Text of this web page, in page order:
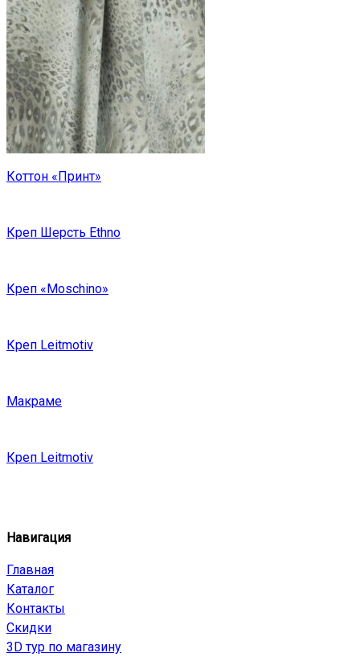
Коттон «Принт»
Креп Шерсть Ethno
Креп «Moschino»
Креп Leitmotiv
Макраме
Креп Leitmotiv
Навигация
Главная
Каталог
Контакты
Скидки
3D тур по магазину